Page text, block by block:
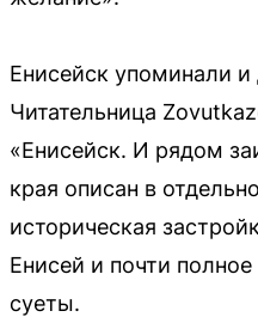
Енисейск упоминали и
Читательница
«Енисейск. И рядом
края описан в
историческая
Енисей и почти
суеты.